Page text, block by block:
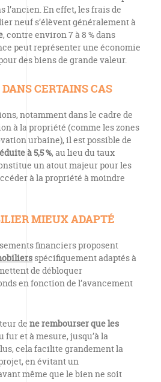
l’ancien. En effet, les frais de
neuf s’élèvent généralement à
, contre environ 7 à 8 % dans
peut représenter une économie
des biens de grande valeur.
CERTAINS CAS
notamment dans le cadre de
à la propriété (comme les zones
urbaine), il est possible de
à 5,5 %, au lieu du taux
un atout majeur pour les
à la propriété à moindre
MIEUX ADAPTÉ
financiers proposent
spécifiquement adaptés à
de débloquer
en fonction de l’avancement
de ne rembourser que les
fur et à mesure, jusqu’à la
cela facilite grandement la
en évitant un
même que le bien ne soit